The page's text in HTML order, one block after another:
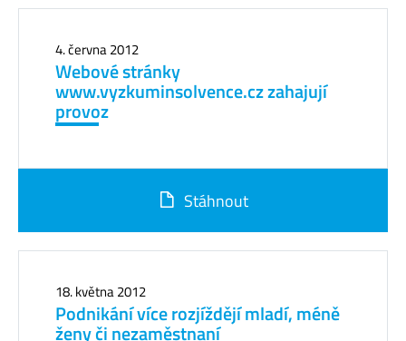
4. června 2012
Webové stránky
www.vyzkuminsolvence.cz zahajují
provoz
Stáhnout
18. května 2012
Podnikání více rozjíždějí mladí, méně
ženy či nezaměstnaní